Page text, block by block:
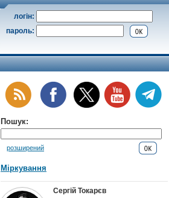
логін:
пароль:
Пошук:
розширений
Міркування
Сергій Токарєв